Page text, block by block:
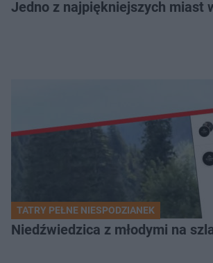
Jedno z najpiękniejszych miast
TATRY PEŁNE NIESPODZIANEK
Niedźwiedzica z młodymi na